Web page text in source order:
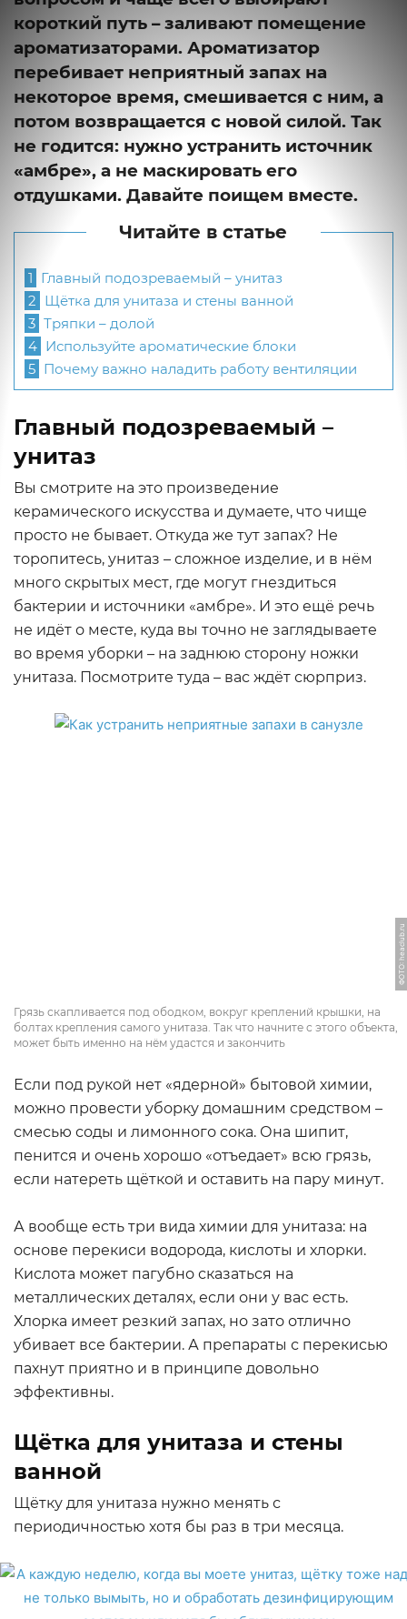
короткий путь – заливают помещение
ароматизаторами. Ароматизатор
перебивает неприятный запах на
некоторое время, смешивается с ним, а
потом возвращается с новой силой. Так
не годится: нужно устранить источник
«амбре», а не маскировать его
отдушками. Давайте поищем вместе.
Читайте в статье
1 Главный подозреваемый – унитаз
2 Щётка для унитаза и стены ванной
3 Тряпки – долой
4 Используйте ароматические блоки
5 Почему важно наладить работу вентиляции
Главный подозреваемый –
унитаз
Вы смотрите на это произведение
керамического искусства и думаете, что чище
просто не бывает. Откуда же тут запах? Не
торопитесь, унитаз – сложное изделие, и в нём
много скрытых мест, где могут гнездиться
бактерии и источники «амбре». И это ещё речь
не идёт о месте, куда вы точно не заглядываете
во время уборки – на заднюю сторону ножки
унитаза. Посмотрите туда – вас ждёт сюрприз.
ФОТО: heaclub.ru
Грязь скапливается под ободком, вокруг креплений крышки, на
болтах крепления самого унитаза. Так что начните с этого объекта,
может быть именно на нём удастся и закончить
Если под рукой нет «ядерной» бытовой химии,
можно провести уборку домашним средством –
смесью соды и лимонного сока. Она шипит,
пенится и очень хорошо «отъедает» всю грязь,
если натереть щёткой и оставить на пару минут.
А вообще есть три вида химии для унитаза: на
основе перекиси водорода, кислоты и хлорки.
Кислота может пагубно сказаться на
металлических деталях, если они у вас есть.
Хлорка имеет резкий запах, но зато отлично
убивает все бактерии. А препараты с перекисью
пахнут приятно и в принципе довольно
эффективны.
Щётка для унитаза и стены
ванной
Щётку для унитаза нужно менять с
периодичностью хотя бы раз в три месяца.